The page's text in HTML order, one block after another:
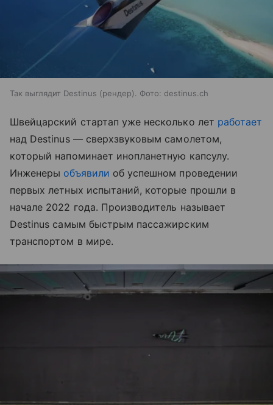
Так выглядит Destinus (рендер). Фото: destinus.ch
Швейцарский стартап уже несколько лет работает
над Destinus — сверхзвуковым самолетом,
который напоминает инопланетную капсулу.
Инженеры объявили об успешном проведении
первых летных испытаний, которые прошли в
начале 2022 года. Производитель называет
Destinus самым быстрым пассажирским
транспортом в мире.